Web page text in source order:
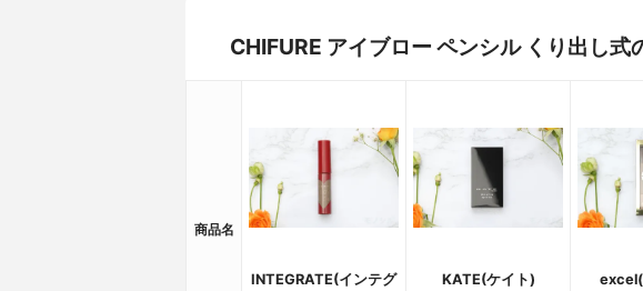
CHIFURE アイブロー ペンシル くり出し
商品名
INTEGRATE(インテグ
KATE(ケイト)